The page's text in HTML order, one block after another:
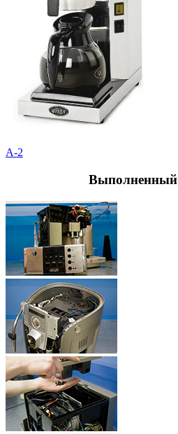
A-2
Выполненный